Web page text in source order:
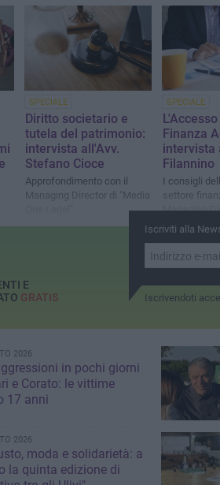
metà di luglio
strategia e
è
un futuro di
SPECIALE
Diritto societario e
tutela del patrimonio:
intervista all'Avv.
Stefano Cioce
Approfondimento con il
Managing Director di "Media
SPECIALE
Finanza
intervista
Filannino
I consigli
settore
Managing
One
Iscriviti alla
Iscrivendoti
E
GRATIS
2026
in pochi giorni
e Corato: le vittime
17 anni
2026
moda e solidarietà: a
la quinta edizione di